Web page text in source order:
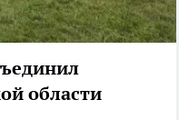
области